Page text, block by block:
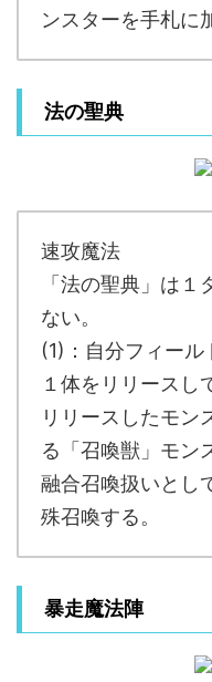
ンスターを手札に
法の聖典
速攻魔法
「法の聖典」は
ない。
(1)：自分フィー
１体をリリースし
リリースしたモン
る「召喚獣」モン
融合召喚扱いとし
殊召喚する。
暴走魔法陣